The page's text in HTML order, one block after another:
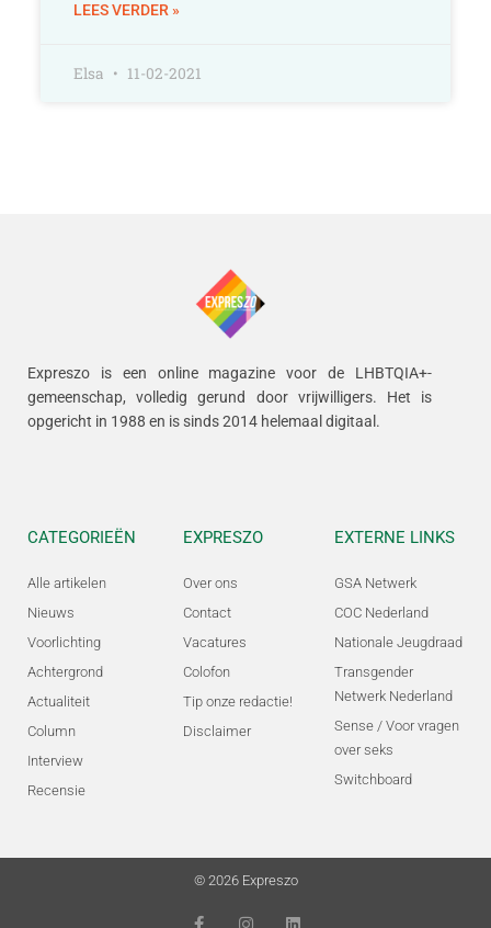
LEES VERDER »
Elsa 11-02-2021
Expreszo is een online magazine voor de LHBTQIA+-
gemeenschap, volledig gerund door vrijwilligers. Het is
opgericht in 1988 en is sinds 2014 helemaal digitaal.
CATEGORIEËN
Alle artikelen
Nieuws
Voorlichting
Achtergrond
Actualiteit
Column
Interview
Recensie
EXPRESZO
Over ons
Contact
Vacatures
Colofon
Tip onze redactie!
Disclaimer
EXTERNE LINKS
GSA Netwerk
COC Nederland
Nationale Jeugdraad
Transgender
Netwerk Nederland
Sense / Voor vragen
over seks
Switchboard
© 2026 Expreszo
F I L